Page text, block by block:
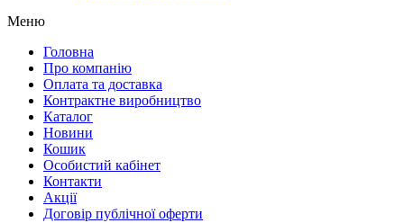
Меню
Головна
Про компанію
Оплата та доставка
Контрактне виробництво
Каталог
Новини
Кошик
Особистий кабінет
Контакти
Акції
Договір публічної оферти